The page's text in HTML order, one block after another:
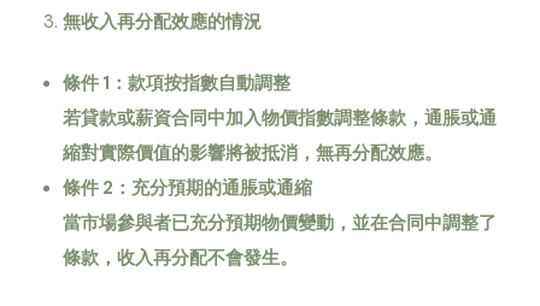
無收入再分配效應的情況
條件 1 ：款項按指數自動調整
若貸款或薪資合同中加入物價指數調整條款，通脹或通
縮對實際價值的影響將被抵消，無再分配效應。
條件 2 ：充分預期的通脹或通縮
當市場參與者已充分預期物價變動，並在合同中調整了
條款，收入再分配不會發生。